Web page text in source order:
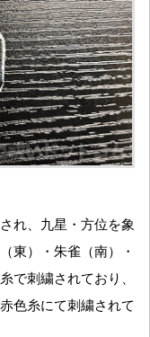
れ、九星・方位を象
東）・朱雀（南）・
で刺繍されており、
色糸にて刺繍されて